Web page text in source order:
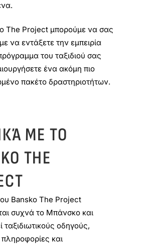
The Project μπορούμε να σας
να εντάξετε την εμπειρία
του ταξιδιού σας
ένα ακόμη πιο
πακέτο δραστηριοτήτων.
ΜΕ ΤΟ
THE
Bansko The Project
συχνά το Μπάνσκο και
ταξιδιωτικούς οδηγούς,
πληροφορίες και